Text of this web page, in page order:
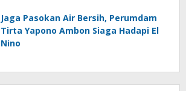
Jaga Pasokan Air Bersih, Perumdam
Tirta Yapono Ambon Siaga Hadapi El
Nino